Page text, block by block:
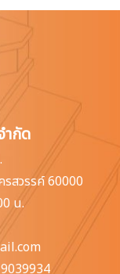
ำกัด
รสวรรค์ 60000
น.